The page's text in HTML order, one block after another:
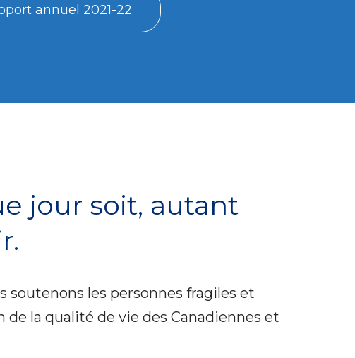
annuel 2021-22
jour soit, autant
soutenons les personnes fragiles et
la qualité de vie des Canadiennes et